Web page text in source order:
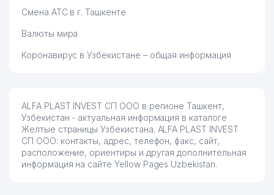
Смена АТС в г. Ташкенте
Валюты мира
Коронавирус в Узбекистане – общая информация
ALFA PLAST INVEST СП ООО в регионе Ташкент,
Узбекистан - актуальная информация в каталоге
Желтые страницы Узбекистана. ALFA PLAST INVEST
СП ООО: контакты, адрес, телефон, факс, сайт,
расположение, ориентиры и другая дополнительная
информация на сайте Yellow Pages Uzbekistan.